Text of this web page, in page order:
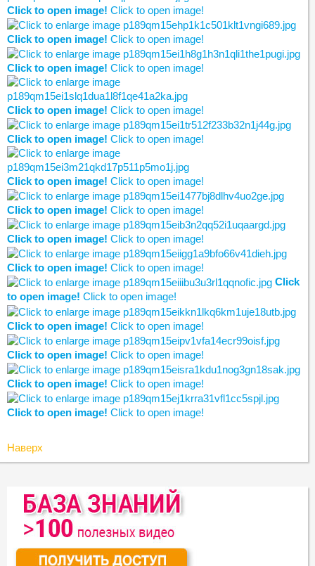
Click to open image! Click to open image!
Click to open image! Click to open image!
Click to open image! Click to open image!
Click to open image! Click to open image!
Click to open image! Click to open image!
Click to open image! Click to open image!
Click to open image! Click to open image!
Click to open image! Click to open image!
Click to open image! Click to open image!
Click
to open image! Click to open image!
Click to open image! Click to open image!
Click to open image! Click to open image!
Click to open image! Click to open image!
Click to open image! Click to open image!
Наверх